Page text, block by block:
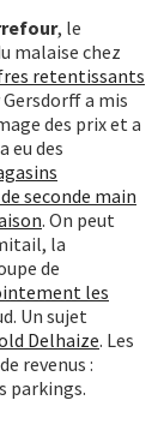
, le
malaise chez
retentissants
a mis
des prix et a
eu des
seconde main
. On peut
la
de
les
Un sujet
Delhaize. Les
revenus :
parkings.